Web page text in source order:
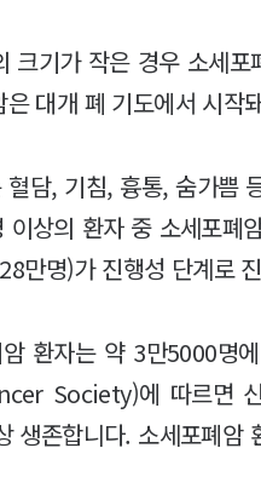
크기가 작은 경우 소세
대개 폐 기도에서 시작
혈담, 기침, 흉통, 숨가쁨
이상의 환자 중 소세포폐
만명)가 진행성 단계로
환자는 약 3만5000명
Society)에 따르면
생존합니다. 소세포폐암